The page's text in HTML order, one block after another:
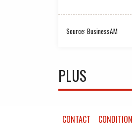
Source: BusinessAM
PLUS
CONTACT